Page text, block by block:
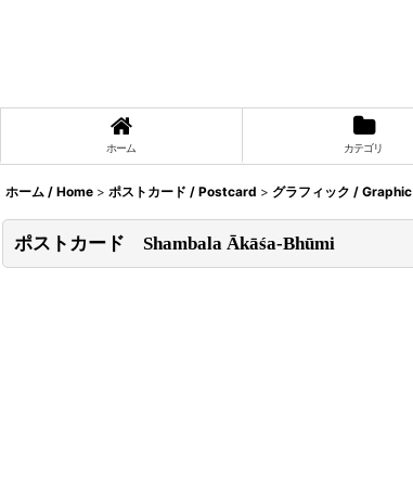
ホーム カテゴリ
ホーム / Home > ポストカード / Postcard > グラフィック / Graphic
ポストカード Shambala Ākāśa-Bhūmi